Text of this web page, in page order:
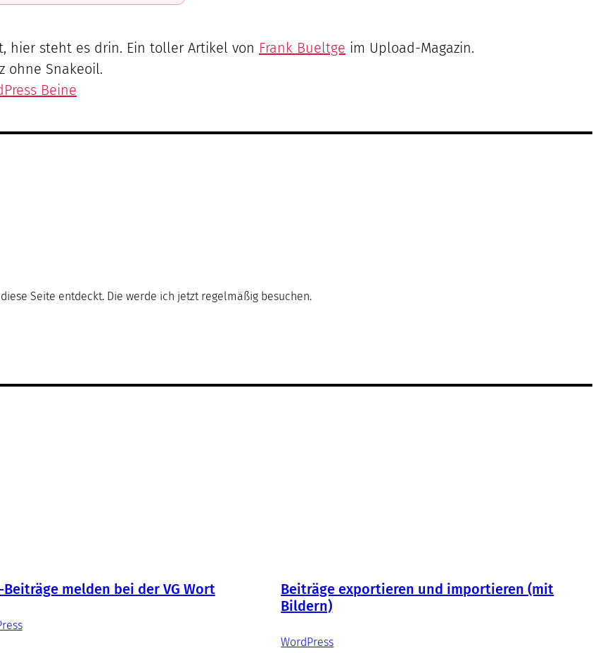
hier steht es drin. Ein toller Artikel von Frank Bueltge im Upload-Magazin.
ohne Snakeoil.
Beine
Seite entdeckt. Die werde ich jetzt regelmäßig besuchen.
Beiträge melden bei der VG Wort
Beiträge exportieren und importieren (mit
Bildern)
WordPress